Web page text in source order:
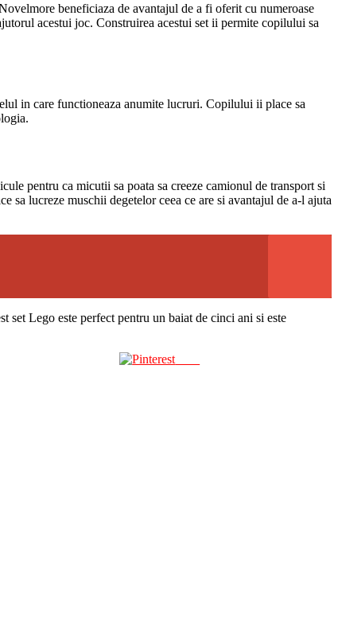
beneficiaza de avantajul de a fi oferit cu numeroase
acestui joc. Construirea acestui set ii permite copilului sa
in care functioneaza anumite lucruri. Copilului ii place sa
pentru ca micutii sa poata sa creeze camionul de transport si
sa lucreze muschii degetelor ceea ce are si avantajul de a-l ajuta
set Lego este perfect pentru un baiat de cinci ani si este